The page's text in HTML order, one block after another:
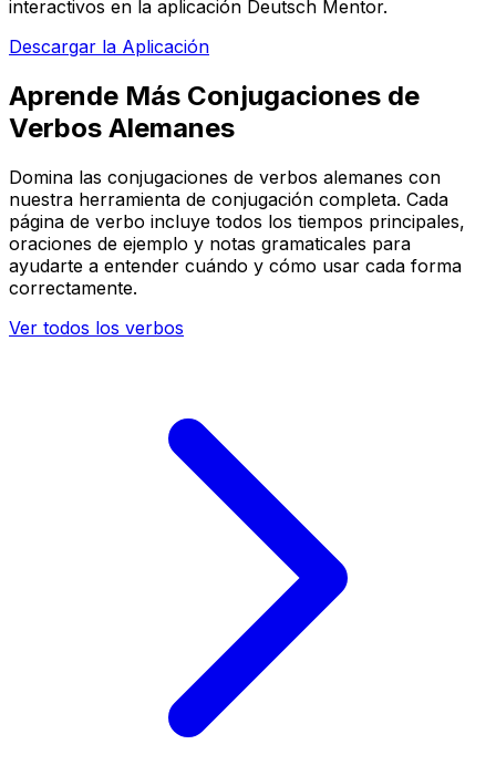
interactivos en la aplicación Deutsch Mentor.
Descargar la Aplicación
Aprende Más Conjugaciones de
Verbos Alemanes
Domina las conjugaciones de verbos alemanes con
nuestra herramienta de conjugación completa. Cada
página de verbo incluye todos los tiempos principales,
oraciones de ejemplo y notas gramaticales para
ayudarte a entender cuándo y cómo usar cada forma
correctamente.
Ver todos los verbos